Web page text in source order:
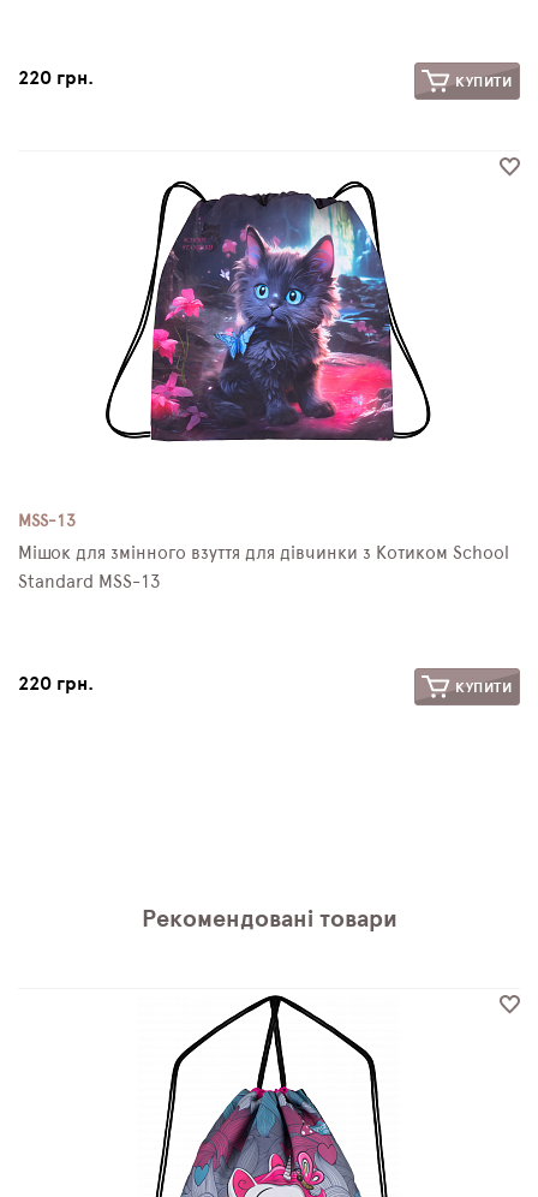
220 грн. КУПИТИ
MSS-13
Мішок для змінного взуття для дівчинки з Котиком School
Standard MSS-13
220 грн. КУПИТИ
Рекомендовані товари